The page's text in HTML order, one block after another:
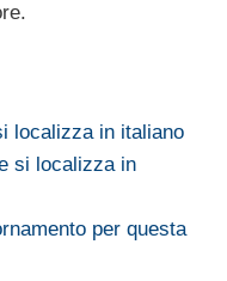
localizza in italiano
si localizza in
per questa